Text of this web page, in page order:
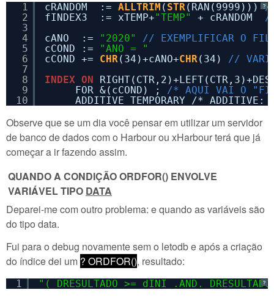
?
1
2
3
4
5
6
7
8
9
10
cRANDOM  := ALLTRIM ( STR(RAN(9999)))
fINDEX3  := xTEMP+"TEMP" + cRANDOM
cANO  :=
"2020"
// EXEMPLIFICAR O
cCOND :=
"ANO = "
cCOND += CHR(34)+cANO+CHR(34) //
INDEX ON
FOR &(cCOND) ; /* AQUI VAI O
ADDITIVE TEMPORARY /*
Observe que se um dia você pensar em utilizar um servidor
de banco de dados com o Harbour ou xHarbour terá que já
começar a ir fazendo assim.
QUANDO A CONDIÇÃO ORDFOR() ENVOLVE
VARIÁVEL TIPO DATA
Deparei-me com outro problema: e quando as variáveis são
do tipo data.
Fui para o debug novamente sem o letodb e após a criação
do índice dei um ? ORDFOR(), resultado:
?
1 "( DRESULTADO >= dINI .AND.